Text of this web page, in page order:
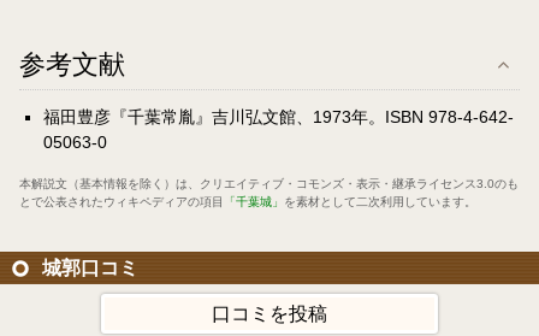
参考文献
福田豊彦『千葉常胤』吉川弘文館、1973年。ISBN 978-4-642-
05063-0
本解説文（基本情報を除く）は、 クリエイティブ・コモンズ・表示・継承ライセンス3.0のも
とで公表されたウィキペディアの項目
「千葉城」 を素材として二次利用しています。
城郭口コミ
口コミを投稿